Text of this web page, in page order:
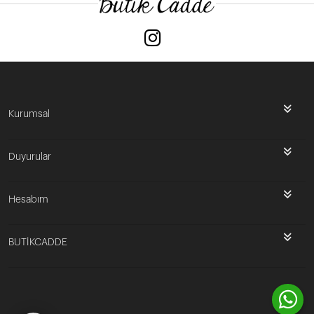
Kurumsal
Duyurular
Hesabım
BUTİKCADDE